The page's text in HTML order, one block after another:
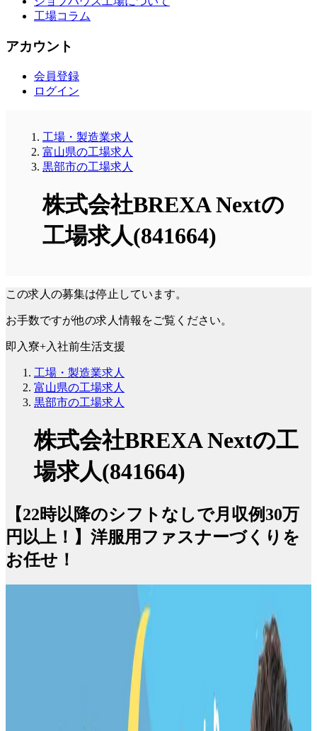
工場コラム
アカウント
会員登録
ログイン
工場・製造業求人
富山県の工場求人
黒部市の工場求人
株式会社BREXA Nextの
工場求人(841664)
この求人の募集は停止しています。
お手数ですが他の求人情報をご覧ください。
即入寮+入社前生活支援
工場・製造業求人
富山県の工場求人
黒部市の工場求人
株式会社BREXA Nextの工
場求人(841664)
【22時以降のシフトなしで月収例30万
円以上！】洋服用ファスナーづくりを
お任せ！